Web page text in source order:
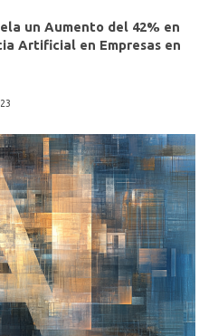
un Aumento del 42% en
Artificial en Empresas en